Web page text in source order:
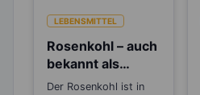
LEBENSMITTEL
Rosenkohl – auch
bekannt als
„Brüsseler
Der Rosenkohl ist in